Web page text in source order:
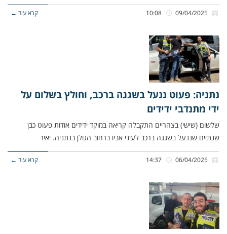
קרא עוד ←
נתניה: פעוט ננעל בשגגה ברכב, וחולץ בשלום על
ידי מתנדבי ידידים
שלשום (שישי) בצהריים התקבלה קריאה במוקד ידידים אודות פעוט כבן
שנתיים שננעל בשגגה ברכב לעיני אביו ברחוב הגולן בנתניה. יאיר
קרא עוד ←